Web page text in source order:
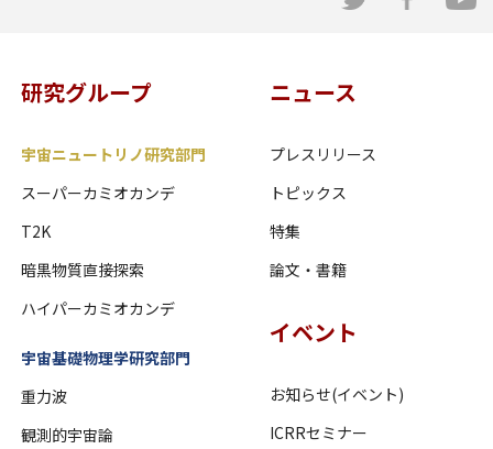
研究グループ
宇宙ニュートリノ研究部門
スーパーカミオカンデ
T2K
暗黒物質直接探索
ハイパーカミオカンデ
宇宙基礎物理学研究部門
重力波
観測的宇宙論
ニュース
プレスリリース
トピックス
特集
論文・書籍
イベント
お知らせ(イベント)
ICRRセミナー